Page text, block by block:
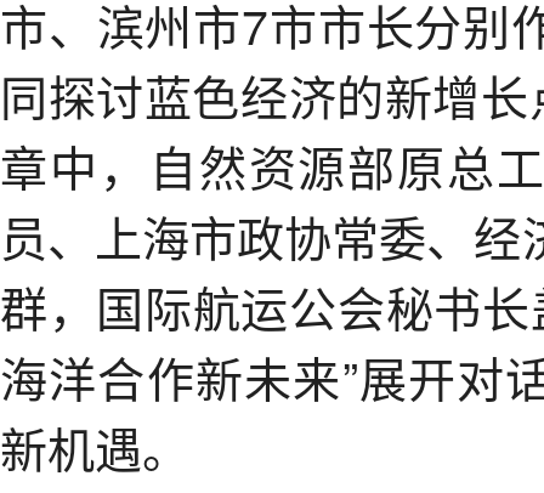
市、滨州市7市市长分别
同探讨蓝色经济的新增
章中，自然资源部原总
员、上海市政协常委、
群，国际航运公会秘书
海洋合作新未来”展开对
新机遇。